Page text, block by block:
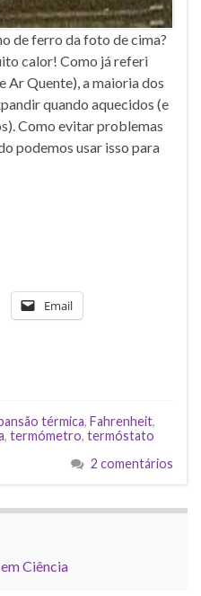
de ferro da foto de cima?
calor! Como já referi
Ar Quente), a maioria dos
quando aquecidos (e
Como evitar problemas
podemos usar isso para
Email
térmica, Fahrenheit,
, termómetro, termóstato
2 comentários